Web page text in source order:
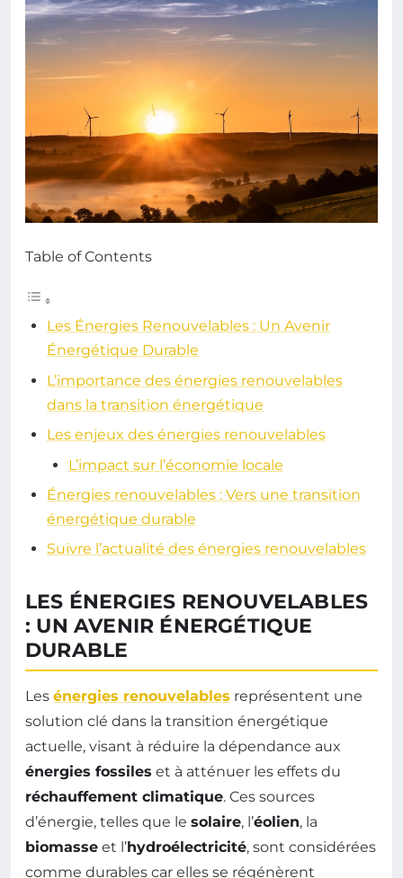
Table of Contents
Les Énergies Renouvelables : Un Avenir
Énergétique Durable
L’importance des énergies renouvelables
dans la transition énergétique
Les enjeux des énergies renouvelables
L’impact sur l’économie locale
Énergies renouvelables : Vers une transition
énergétique durable
Suivre l’actualité des énergies renouvelables
LES ÉNERGIES RENOUVELABLES
: UN AVENIR ÉNERGÉTIQUE
DURABLE
Les énergies renouvelables représentent une
solution clé dans la transition énergétique
actuelle, visant à réduire la dépendance aux
énergies fossiles et à atténuer les effets du
réchauffement climatique. Ces sources
d’énergie, telles que le solaire, l’éolien, la
biomasse et l’hydroélectricité, sont considérées
comme durables car elles se régénèrent